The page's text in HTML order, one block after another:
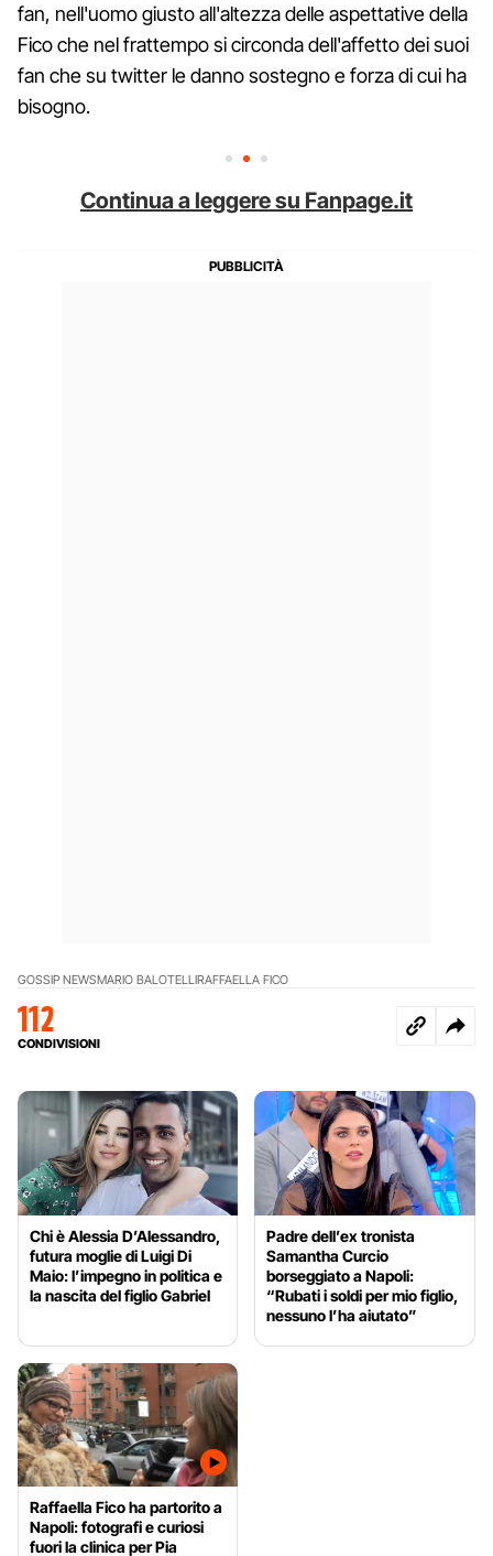
fan, nell'uomo giusto all'altezza delle aspettative della
Fico che nel frattempo si circonda dell'affetto dei suoi
fan che su twitter le danno sostegno e forza di cui ha
bisogno.
Continua a leggere su Fanpage.it
GOSSIP NEWSMARIO BALOTELLIRAFFAELLA FICO
112
CONDIVISIONI
Chi è Alessia D’Alessandro,
futura moglie di Luigi Di
Maio: l’impegno in politica e
la nascita del figlio Gabriel
Padre dell’ex tronista
Samantha Curcio
borseggiato a Napoli:
“Rubati i soldi per mio figlio,
nessuno l’ha aiutato”
Raffaella Fico ha partorito a
Napoli: fotografi e curiosi
fuori la clinica per Pia